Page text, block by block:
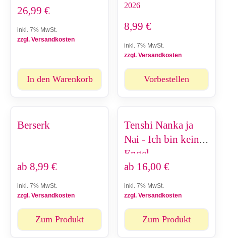
26,99 €
inkl. 7% MwSt.
zzgl. Versandkosten
In den Warenkorb
2026
8,99 €
inkl. 7% MwSt.
zzgl. Versandkosten
Vorbestellen
Berserk
ab 8,99 €
inkl. 7% MwSt.
zzgl. Versandkosten
Zum Produkt
Tenshi Nanka ja
Nai - Ich bin kein
Engel
ab 16,00 €
inkl. 7% MwSt.
zzgl. Versandkosten
Zum Produkt